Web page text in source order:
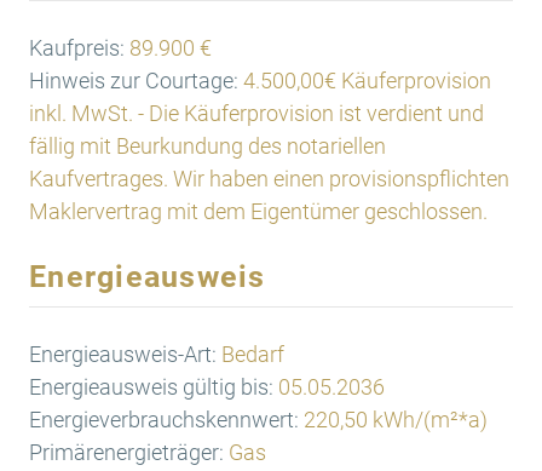
Kaufpreis: 89.900 €
Hinweis zur Courtage: 4.500,00€ Käuferprovision
inkl. MwSt. - Die Käuferprovision ist verdient und
fällig mit Beurkundung des notariellen
Kaufvertrages. Wir haben einen provisionspflichten
Maklervertrag mit dem Eigentümer geschlossen.
Energieausweis
Energieausweis-Art: Bedarf
Energieausweis gültig bis: 05.05.2036
Energieverbrauchskennwert: 220,50 kWh/(m²*a)
Primärenergieträger: Gas